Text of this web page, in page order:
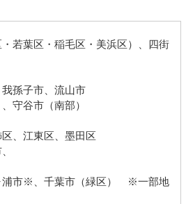
若葉区・稲毛区・美浜区）、四街
孫子市、流山市
守谷市（南部）
、江東区、墨田区
市※、千葉市（緑区） ※一部地